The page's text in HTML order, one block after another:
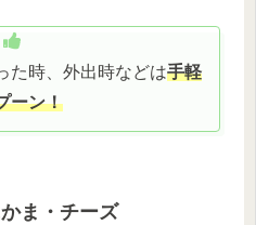
た時、外出時などは手軽
ーン！
ま・チーズ